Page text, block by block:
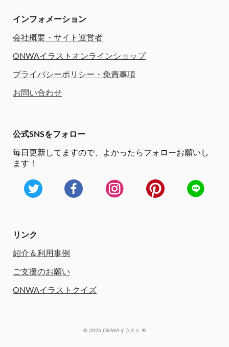
インフォメーション
会社概要・サイト運営者
ONWAイラストオンラインショップ
プライバシーポリシー・免責事項
お問い合わせ
公式SNSをフォロー
毎日更新してますので、
よかったらフォローお願いし
ます！
リンク
紹介＆利用事例
ご支援のお願い
ONWAイラストクイズ
© 2026 ONWAイラスト ®